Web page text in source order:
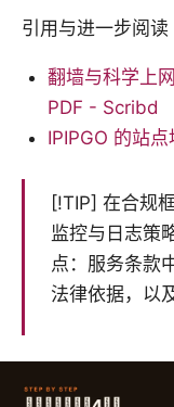
引用与进一步阅读
翻墙与科学上
PDF - Scribd
IPIPGO 的站
[!TIP] 在合规
监控与日志策
点：服务条款
法律依据，以